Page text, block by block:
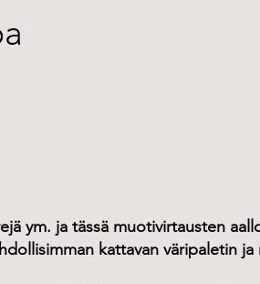
ym. ja tässä muotivirtausten
kattavan väripaletin ja